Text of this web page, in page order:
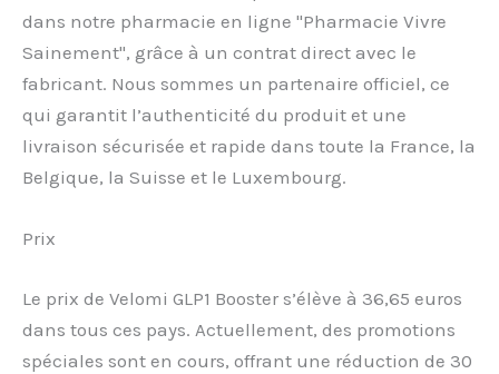
dans notre pharmacie en ligne "Pharmacie Vivre
Sainement", grâce à un contrat direct avec le
fabricant. Nous sommes un partenaire officiel, ce
qui garantit l’authenticité du produit et une
livraison sécurisée et rapide dans toute la France, la
Belgique, la Suisse et le Luxembourg.
Prix
Le prix de Velomi GLP1 Booster s’élève à 36,65 euros
dans tous ces pays. Actuellement, des promotions
spéciales sont en cours, offrant une réduction de 30